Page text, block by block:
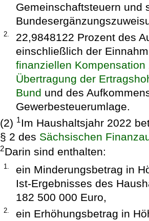
Gemeinschaftsteuern und
2.
22,9848122 Prozent des
einschließlich der
finanziellen
Übertragung der
Bund und des
Gewerbesteuerumlage.
(2) 1 Im Haushaltsjahr 2022
§ 2 des Sächsischen
2Darin sind enthalten:
1.
ein Minderungsbetrag in
Ist-Ergebnisses des
182 500 000 Euro,
2.
ein Erhöhungsbetrag in